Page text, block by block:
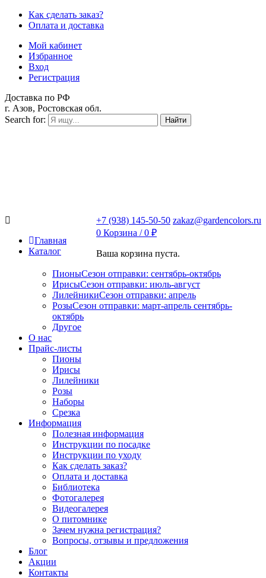
Как сделать заказ?
Оплата и доставка
Мой кабинет
Избранное
Вход
Регистрация
Доставка по РФ
г. Азов, Ростовская обл.
Search for:
Найти
+7 (938) 145-50-50 zakaz@gardencolors.ru
0 Корзина /0 ₽
Ваша корзина пуста.
Главная
Каталог
ПионыСезон отправки: сентябрь-октябрь
ИрисыСезон отправки: июль-август
ЛилейникиСезон отправки: апрель
РозыСезон отправки: март-апрель сентябрь-
октябрь
Другое
О нас
Прайс-листы
Пионы
Ирисы
Лилейники
Розы
Наборы
Срезка
Информация
Полезная информация
Инструкции по посадке
Инструкции по уходу
Как сделать заказ?
Оплата и доставка
Библиотека
Фотогалерея
Видеогалерея
О питомнике
Зачем нужна регистрация?
Вопросы, отзывы и предложения
Блог
Акции
Контакты